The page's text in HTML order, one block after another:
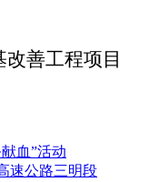
改善工程项目
血”活动
速公路三明段